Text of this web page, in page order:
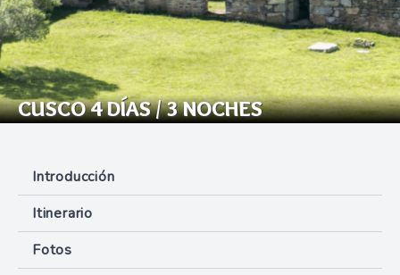
CUSCO 4 DÍAS / 3 NOCHES
Introducción
Itinerario
Fotos